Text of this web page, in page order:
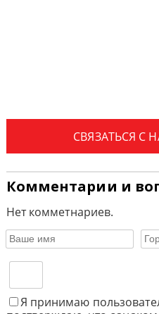
СВЯЗАТЬСЯ С
Комментарии и
Нет комметнариев.
Я принимаю